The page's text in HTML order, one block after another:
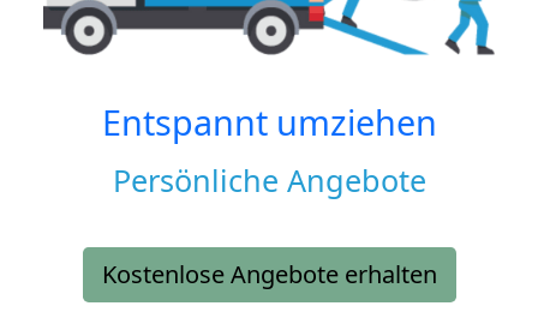
Entspannt umziehen
Persönliche Angebote
Kostenlose Angebote erhalten